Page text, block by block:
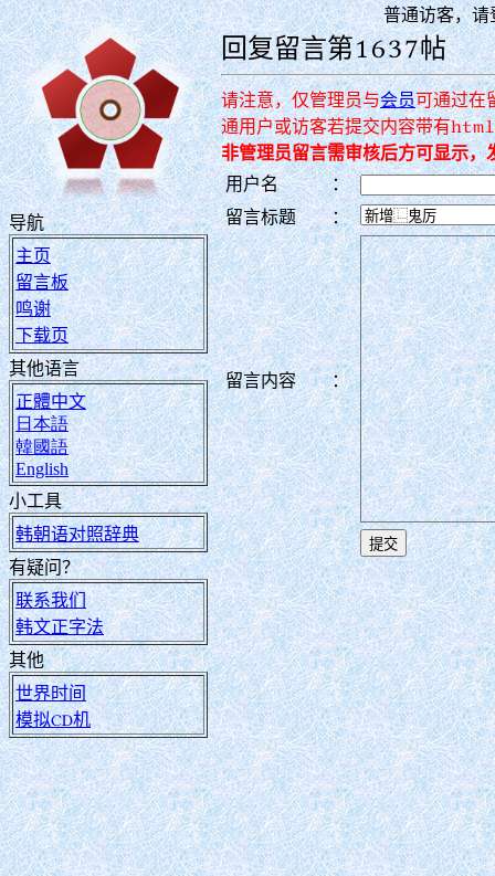
导航
主页
留言板
鸣谢
下载页
其他语言
正體中文
日本語
韓國語
English
小工具
韩朝语对照辞典
有疑问？
联系我们
韩文正字法
其他
世界时间
模拟CD机
普通访客，
回复留言第1637帖
请注意，仅管理员与会员可通过在
通用户或访客若提交内容带有
非管理员留言需审核后方可显示，
用户名
：
留言标题
：
留言内容 ：